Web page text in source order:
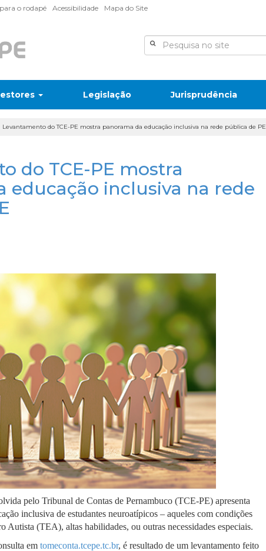
o rodapé Acessibilidade Mapa do Site
Legislação Jurisprudência
Levantamento do TCE-PE mostra panorama da educação inclusiva na rede pública de PE
do TCE-PE mostra
educação inclusiva na rede
pelo Tribunal de Contas de Pernambuco (TCE-PE) apresenta
inclusiva de estudantes neuroatípicos – aqueles com condições
Autista (TEA), altas habilidades, ou outras necessidades especiais.
em tomeconta.tcepe.tc.br, é resultado de um levantamento feito